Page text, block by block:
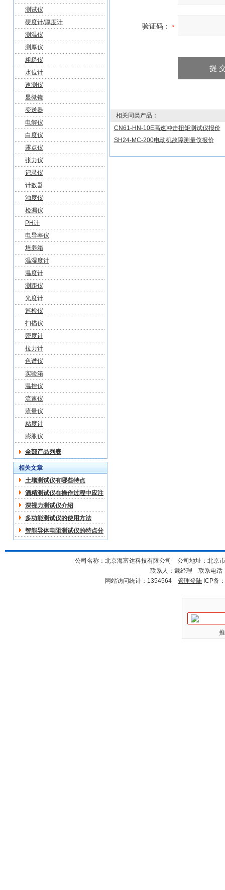
测试仪
硬度计/厚度计
测温仪
测厚仪
粗糙仪
水位计
速测仪
显微镜
变送器
电解仪
白度仪
露点仪
张力仪
记录仪
计数器
浊度仪
检漏仪
PH计
电导率仪
培养箱
温湿度计
温度计
测距仪
光度计
巡检仪
扫描仪
密度计
拉力计
色谱仪
实验箱
温控仪
流速仪
流量仪
粘度计
膨胀仪
全部产品列表
相关文章
土壤测试仪有哪些特点
酒精测试仪在操作过程中应注
意哪些
深视力测试仪介绍
多功能测试仪的使用方法
智能导体电阻测试仪的特点分
析
验证码：
相关同类产品：
CN61-HN-10E高速冲击扭矩测试仪报价
SH24-MC-200电动机故障测量仪报价
公司名称：北京海富达科技有限公司 公司地址：北京
联系人：戴经理 联系电
网站访问统计：1354564 管理登陆 ICP备：